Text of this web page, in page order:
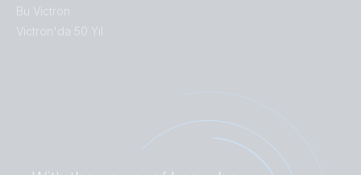
Bu Victron
Victron'da 50 Yıl